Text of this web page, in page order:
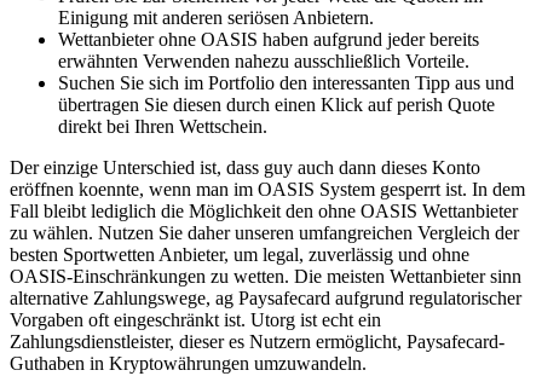
Einigung mit anderen seriösen Anbietern.
Wettanbieter ohne OASIS haben aufgrund jeder bereits
erwähnten Verwenden nahezu ausschließlich Vorteile.
Suchen Sie sich im Portfolio den interessanten Tipp aus und
übertragen Sie diesen durch einen Klick auf perish Quote
direkt bei Ihren Wettschein.
Der einzige Unterschied ist, dass guy auch dann dieses Konto
eröffnen koennte, wenn man im OASIS System gesperrt ist. In dem
Fall bleibt lediglich die Möglichkeit den ohne OASIS Wettanbieter
zu wählen. Nutzen Sie daher unseren umfangreichen Vergleich der
besten Sportwetten Anbieter, um legal, zuverlässig und ohne
OASIS-Einschränkungen zu wetten. Die meisten Wettanbieter sinn
alternative Zahlungswege, ag Paysafecard aufgrund regulatorischer
Vorgaben oft eingeschränkt ist. Utorg ist echt ein
Zahlungsdienstleister, dieser es Nutzern ermöglicht, Paysafecard-
Guthaben in Kryptowährungen umzuwandeln.